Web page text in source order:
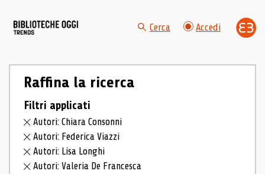
Cerca Accedi
Raffina la ricerca
Filtri applicati
Autori: Chiara Consonni
Autori: Federica Viazzi
Autori: Lisa Longhi
Autori: Valeria De Francesca